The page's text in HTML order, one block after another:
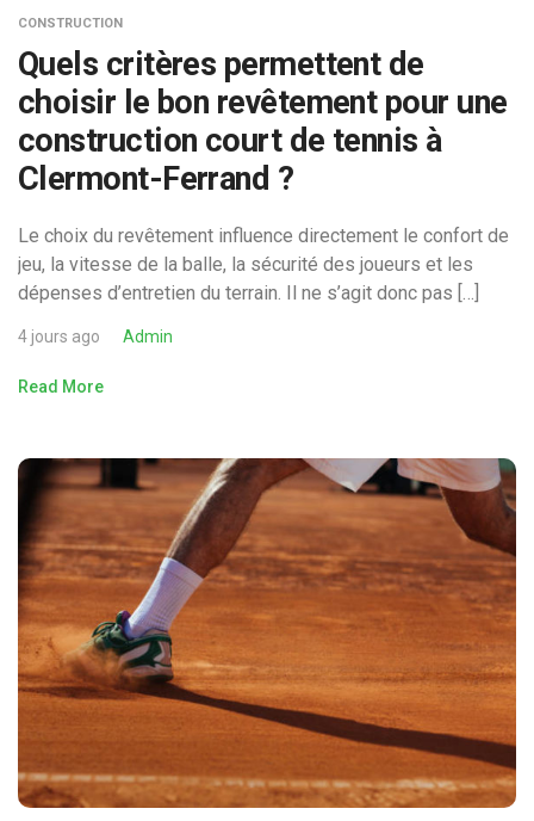
CONSTRUCTION
Quels critères permettent de
choisir le bon revêtement pour une
construction court de tennis à
Clermont-Ferrand ?
Le choix du revêtement influence directement le confort de
jeu, la vitesse de la balle, la sécurité des joueurs et les
dépenses d’entretien du terrain. Il ne s’agit donc pas […]
4 jours ago Admin
Read More